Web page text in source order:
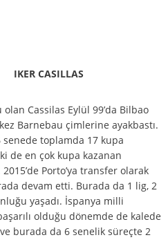
IKER CASILLAS
Cassilas Eylül 99’da Bilbao
Barnebau çimlerine ayakbastı.
senede toplamda 17 kupa
de en çok kupa kazanan
Porto’ya transfer olarak
devam etti. Burada da 1 lig, 2
yaşadı. İspanya milli
olduğu dönemde de kalede
burada da 6 senelik süreçte 2